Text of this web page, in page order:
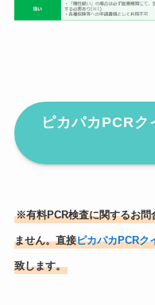
ピカパカPCR
※有料PCR検査に関するお問
ません。直接ピカパカPCRク
致します。